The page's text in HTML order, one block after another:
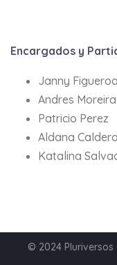
Encargados y
Janny Figueroa
Andres Moreira
Patricio Perez
Aldana
Katalina
© 2024 Pluriversos